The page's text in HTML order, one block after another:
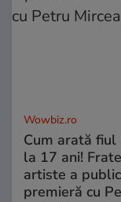
Wowbiz.ro
Cum arată
la 17 ani!
artiste a
premieră cu